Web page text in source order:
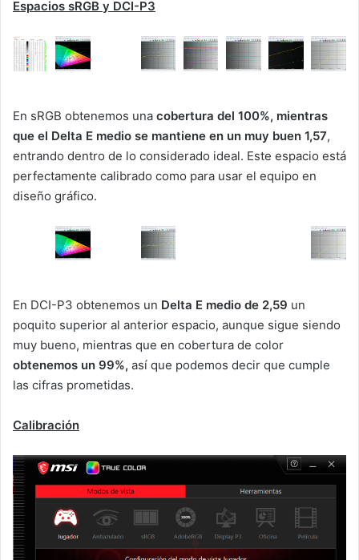
Espacios sRGB y DCI-P3
En sRGB obtenemos una cobertura del 100%, mientras
que el Delta E medio se mantiene en un muy buen 1,57,
entrando dentro de lo considerado ideal. Este espacio está
perfectamente calibrado como para usar el equipo en
diseño gráfico.
En DCI-P3 obtenemos un Delta E medio de 2,59 un
poquito superior al anterior espacio, aunque sigue siendo
muy bueno, mientras que en cobertura de color
obtenemos un 99%, así que podemos decir que cumple
las cifras prometidas.
Calibración